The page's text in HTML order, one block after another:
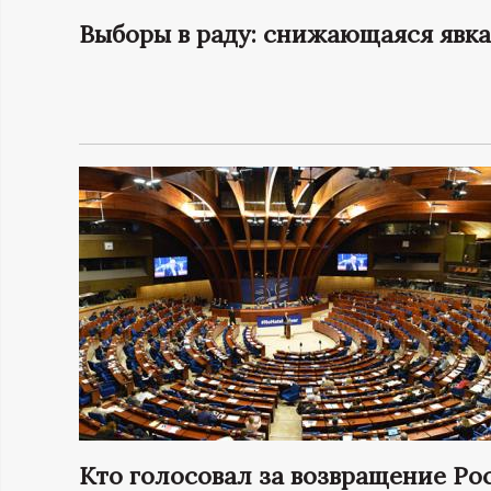
Н
и
н
ф
о
р
м
а
Выборы в раду: снижающаяся
Кто голосовал за возвращение